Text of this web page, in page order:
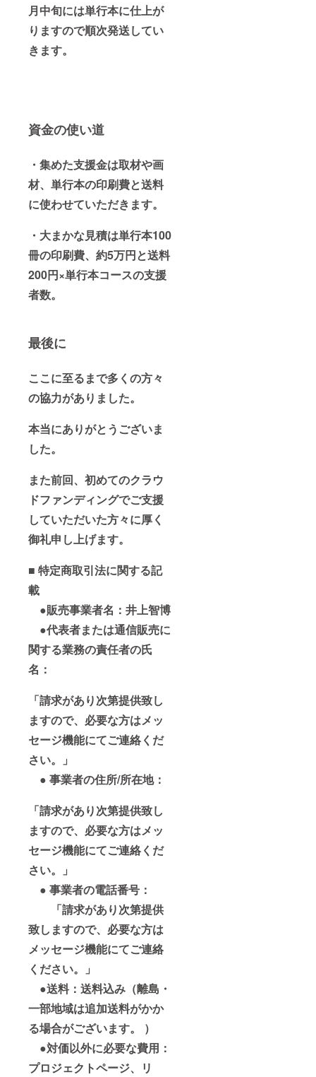
月中旬には単行本に仕上が
りますので順次発送してい
きます。
資金の使い道
・集めた支援金は取材や画
材、単行本の印刷費と送料
に使わせていただきます。
・大まかな見積は単行本100
冊の印刷費、約5万円と送料
200円×単行本コースの支援
者数。
最後に
ここに至るまで多くの方々
の協力がありました。
本当にありがとうございま
した。
また前回、初めてのクラウ
ドファンディングでご支援
していただいた方々に厚く
御礼申し上げます。
■ 特定商取引法に関する記
載
●販売事業者名：井上智博
●代表者または通信販売に
関する業務の責任者の氏
名：
「請求があり次第提供致し
ますので、必要な方はメッ
セージ機能にてご連絡くだ
さい。」
● 事業者の住所/所在地：
「請求があり次第提供致し
ますので、必要な方はメッ
セージ機能にてご連絡くだ
さい。」
● 事業者の電話番号：
「請求があり次第提供
致しますので、必要な方は
メッセージ機能にてご連絡
ください。」
●送料：送料込み（離島・
一部地域は追加送料がかか
る場合がございます。 ）
●対価以外に必要な費用：
プロジェクトページ、リ